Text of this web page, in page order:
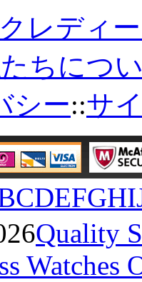
レディ
ちにつ
シー::サ
CDEFGHI
Quality
Watches